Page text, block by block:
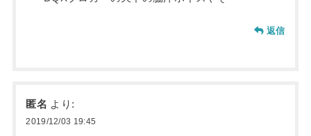
返信
匿名 より:
2019/12/03 19:45